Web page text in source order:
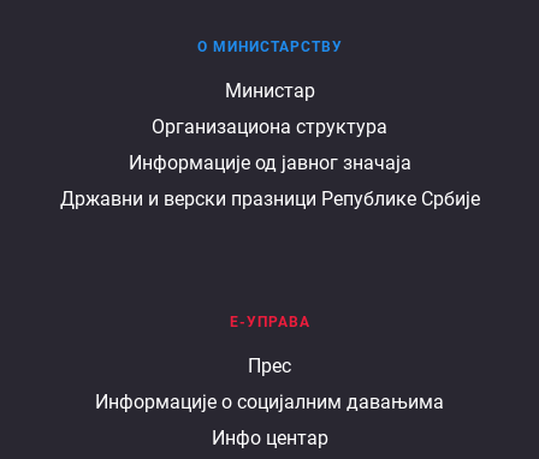
министарству
О МИНИСТАРСТВУ
Министар
Организациона структура
Информације од јавног значаја
Државни и верски празници Републике Србије
Е-УПРАВА
Прес
Информације о социјалним давањима
Инфо центар